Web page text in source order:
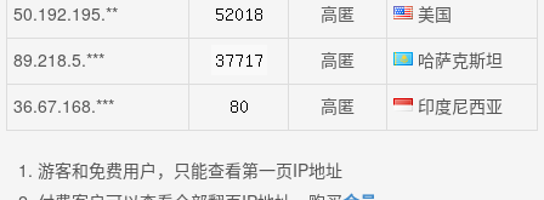
50.192.195.** 高匿 美国
89.218.5.*** 高匿 哈萨克斯坦
36.67.168.*** 高匿 印度尼西亚
1. 游客和免费用户，只能查看第一页IP地址